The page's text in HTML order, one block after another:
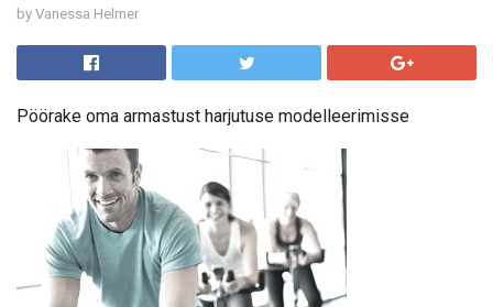
by Vanessa Helmer
Pöörake oma armastust harjutuse modelleerimisse